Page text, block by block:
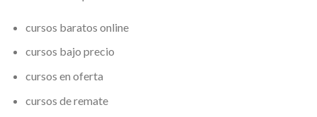
cursos baratos online
cursos bajo precio
cursos en oferta
cursos de remate